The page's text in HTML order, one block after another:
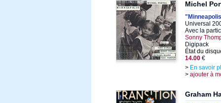
Michel
Universal
Avec la
Sonny
Digipack
État du
14.00 €
> En savoir
> ajouter à
Graham